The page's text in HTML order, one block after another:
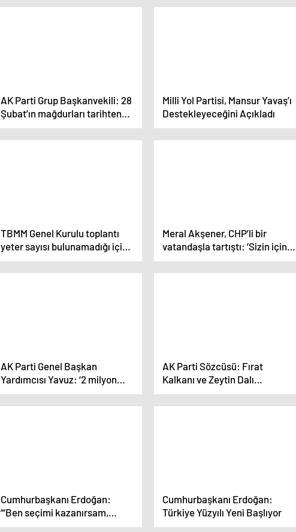
edilmedi
AK Parti Grup Başkanvekili: 28
Şubat’ın mağdurları tarihten
silindi
Milli Yol Partisi, Mansur Yavaş’ı
Destekleyeceğini Açıkladı
TBMM Genel Kurulu toplantı
yeter sayısı bulunamadığı için
kapandı
Meral Akşener, CHP’li bir
vatandaşla tartıştı: ‘Sizin için
mi parti kurduk biz?’
AK Parti Genel Başkan
Yardımcısı Yavuz: ‘2 milyon
teşkilat mensubu arkadaşımız
o gün çok aktif bir şekilde
AK Parti Sözcüsü: Fırat
Kalkanı ve Zeytin Dalı
Harekatlarıyla Terörist
Devletçikler Önleniyor
Cumhurbaşkanı Erdoğan:
“‘Ben seçimi kazanırsam,
kazandıktan sonra yine AK
Cumhurbaşkanı Erdoğan:
Türkiye Yüzyılı Yeni Başlıyor